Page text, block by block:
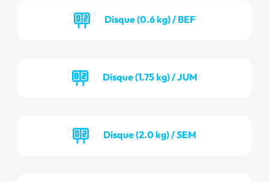
Disque (0.6 kg) / BEF
Disque (1.75 kg) / JUM
Disque (2.0 kg) / SEM